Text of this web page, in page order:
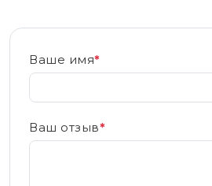
Ваше имя*
Ваш отзыв*